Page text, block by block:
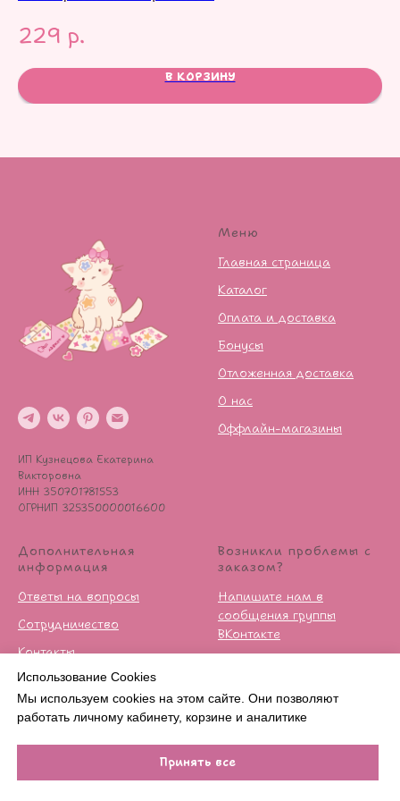
Использование Cookies
Мы используем cookies на этом сайте. Они позволяют
работать личному кабинету, корзине и аналитике
Принять все
229 р.
В КОРЗИНУ
ИП Кузнецова Екатерина
Викторовна
ИНН 350701781553
ОГРНИП 325350000016600
Меню
Главная страница
Каталог
Оплата и доставка
Бонусы
Отложенная доставка
О нас
Оффлайн-магазины
Дополнительная
информация
Ответы на вопросы
Сотрудничество
Контакты
Публичная оферта
Политика
конфиденцильности
Возникли проблемы с
заказом?
Напишите нам в
сообщения группы
ВКонтакте